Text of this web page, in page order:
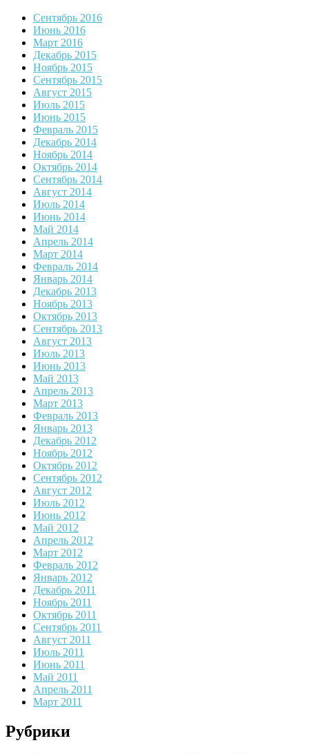
Сентябрь 2016
Июнь 2016
Март 2016
Декабрь 2015
Ноябрь 2015
Сентябрь 2015
Август 2015
Июль 2015
Июнь 2015
Февраль 2015
Декабрь 2014
Ноябрь 2014
Октябрь 2014
Сентябрь 2014
Август 2014
Июль 2014
Июнь 2014
Май 2014
Апрель 2014
Март 2014
Февраль 2014
Январь 2014
Декабрь 2013
Ноябрь 2013
Октябрь 2013
Сентябрь 2013
Август 2013
Июль 2013
Июнь 2013
Май 2013
Апрель 2013
Март 2013
Февраль 2013
Январь 2013
Декабрь 2012
Ноябрь 2012
Октябрь 2012
Сентябрь 2012
Август 2012
Июль 2012
Июнь 2012
Май 2012
Апрель 2012
Март 2012
Февраль 2012
Январь 2012
Декабрь 2011
Ноябрь 2011
Октябрь 2011
Сентябрь 2011
Август 2011
Июль 2011
Июнь 2011
Май 2011
Апрель 2011
Март 2011
Рубрики